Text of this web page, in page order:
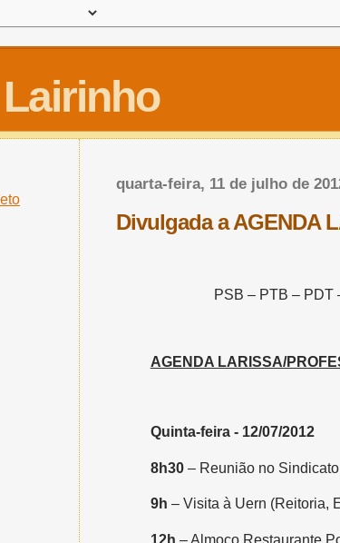
quarta-feira, 11 de julho de
Divulgada a AGENDA
PSB – PTB – PDT
AGENDA LARISSA/
Quinta-feira - 12/07/2012
8h30 – Reunião no
9h – Visita à Uern (Reitoria,
12h – Almoço Restaurante